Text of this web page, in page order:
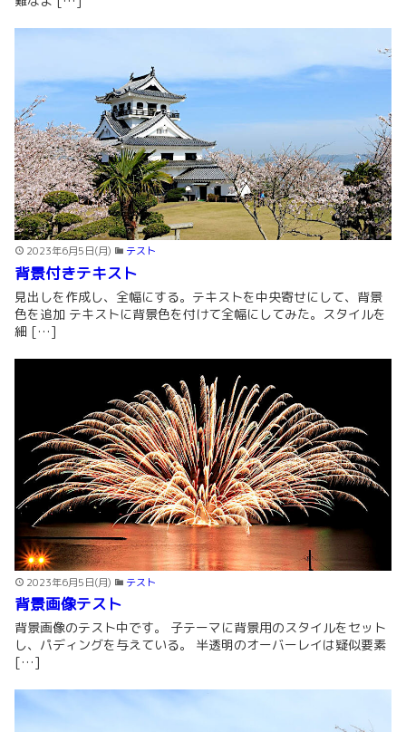
2023年6月5日(月) テスト
背景付きテキスト
見出しを作成し、全幅にする。テキストを中央寄せにして、背景
色を追加 テキストに背景色を付けて全幅にしてみた。スタイルを
細 […]
2023年6月5日(月) テスト
背景画像テスト
背景画像のテスト中です。 子テーマに背景用のスタイルをセット
し、パディングを与えている。 半透明のオーバーレイは疑似要素
[…]